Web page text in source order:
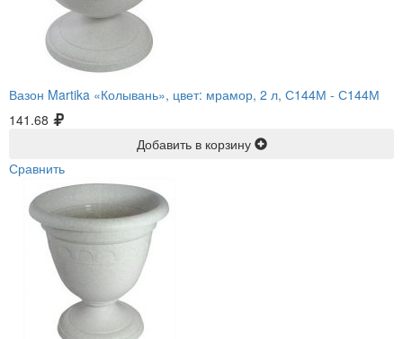
Вазон Martika «Колывань», цвет: мрамор, 2 л, С144М - С144М
141.68
Добавить в корзину
Сравнить